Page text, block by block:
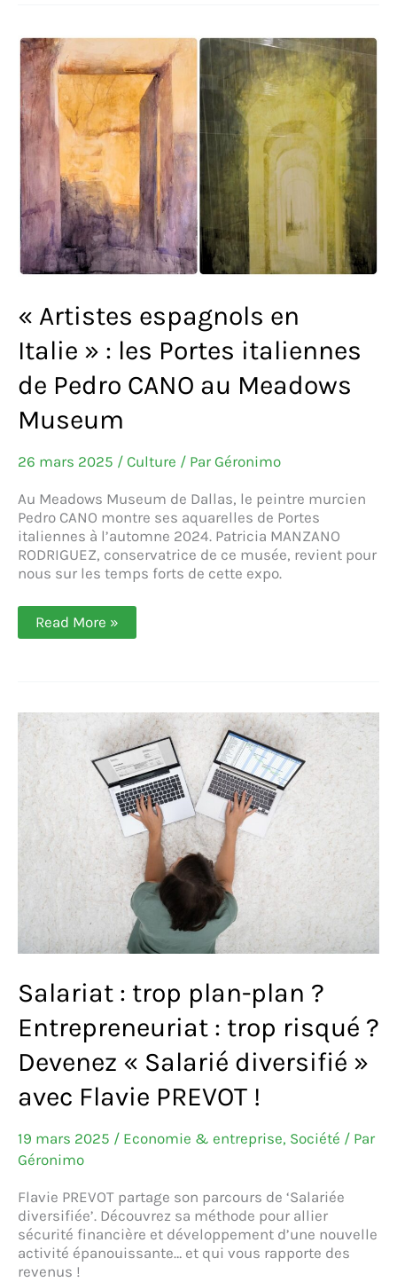
les
bons
plans
(Marc
MAZIERE)
« Artistes espagnols en
Italie » : les Portes italiennes
de Pedro CANO au Meadows
Museum
26 mars 2025 / Culture / Par Géronimo
Au Meadows Museum de Dallas, le peintre murcien
Pedro CANO montre ses aquarelles de Portes
italiennes à l’automne 2024. Patricia MANZANO
RODRIGUEZ, conservatrice de ce musée, revient pour
nous sur les temps forts de cette expo.
« Artistes
espagnols
italiennes
de
Pedro
CANO
au
Meadows
Museum
Read More »
Salariat : trop plan-plan ?
Entrepreneuriat : trop risqué ?
Devenez « Salarié diversifié »
avec Flavie PREVOT !
19 mars 2025 / Economie & entreprise, Société / Par
Géronimo
Flavie PREVOT partage son parcours de ‘Salariée
diversifiée’. Découvrez sa méthode pour allier
sécurité financière et développement d’une nouvelle
activité épanouissante… et qui vous rapporte des
revenus !